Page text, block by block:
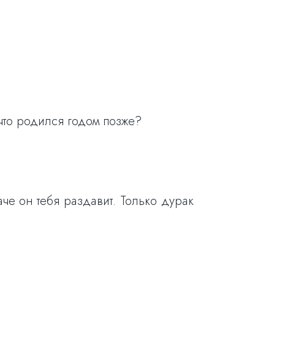
родился годом позже?
он тебя раздавит. Только дурак